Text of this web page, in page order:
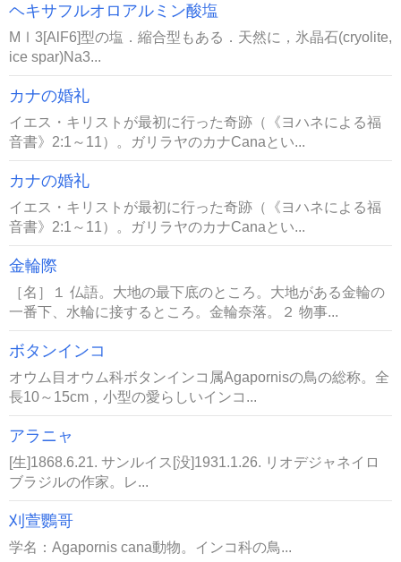
ヘキサフルオロアルミン酸塩
MⅠ3[AlF6]型の塩．縮合型もある．天然に，氷晶石(cryolite,
ice spar)Na3...
カナの婚礼
イエス・キリストが最初に行った奇跡（《ヨハネによる福
音書》2:1～11）。ガリラヤのカナCanaとい...
カナの婚礼
イエス・キリストが最初に行った奇跡（《ヨハネによる福
音書》2:1～11）。ガリラヤのカナCanaとい...
金輪際
［名］１ 仏語。大地の最下底のところ。大地がある金輪の
一番下、水輪に接するところ。金輪奈落。２ 物事...
ボタンインコ
オウム目オウム科ボタンインコ属Agapornisの鳥の総称。全
長10～15cm，小型の愛らしいインコ...
アラニャ
[生]1868.6.21. サンルイス[没]1931.1.26. リオデジャネイロ
ブラジルの作家。レ...
刈萱鸚哥
学名：Agapornis cana動物。インコ科の鳥...